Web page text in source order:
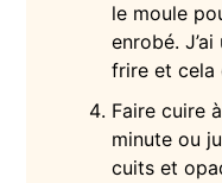
le moule
enrobé.
frire et cela
Faire cuire
minute ou
cuits et